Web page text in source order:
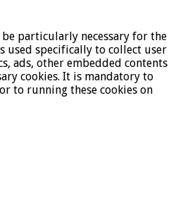
particularly necessary for the
used specifically to collect user
ads, other embedded contents
cookies. It is mandatory to
to running these cookies on